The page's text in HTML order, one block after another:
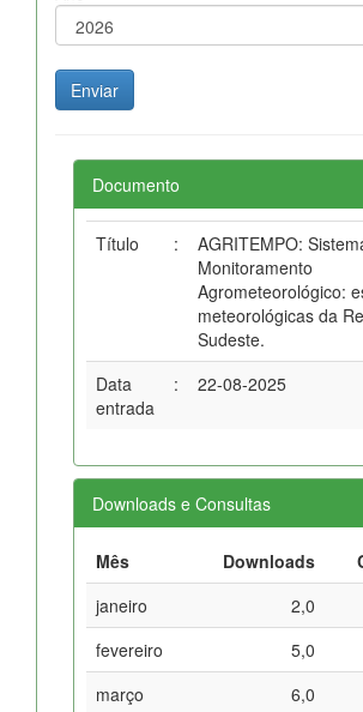
Documento
Título :
AGRITEMPO:
Monitoramento
Agrometeorológico:
meteorológicas da
Sudeste.
Data
entrada
: 22-08-2025
Downloads e Consultas
Mês Downloads
janeiro
2,0
fevereiro
5,0
março
6,0